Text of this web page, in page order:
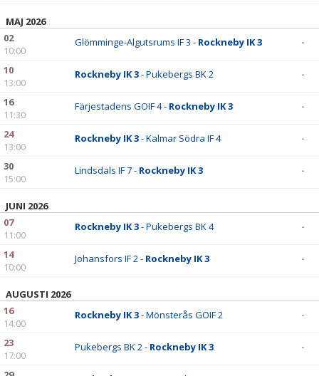
MAJ 2026
02
10:00
Glömminge-Algutsrums IF 3 - Rockneby IK 3 -
10
13:00
Rockneby IK 3- Pukebergs BK 2 -
16
11:30
Färjestadens GOIF 4 - Rockneby IK 3 -
24
13:00
Rockneby IK 3- Kalmar Södra IF 4 -
30
15:00
Lindsdals IF 7 - Rockneby IK 3 -
JUNI 2026
07
11:00
Rockneby IK 3- Pukebergs BK 4 -
14
10:00
Johansfors IF 2 - Rockneby IK 3 -
AUGUSTI 2026
16
14:00
Rockneby IK 3- Mönsterås GOIF 2 -
23
17:00
Pukebergs BK 2 - Rockneby IK 3 -